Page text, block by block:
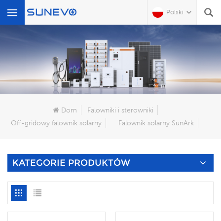
Polski
Czego Szukasz?
Dom
Falowniki i sterowniki
Off-gridowy falownik solarny
Falownik solarny SunArk
KATEGORIE PRODUKTÓW